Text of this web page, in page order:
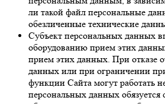
ли такой файл персональные
обезличенные технические
Субъект персональных данных
оборудованию прием этих
прием этих данных. При отказе
данных или при ограничении
функции Сайта могут работать
персональных данных обязуется